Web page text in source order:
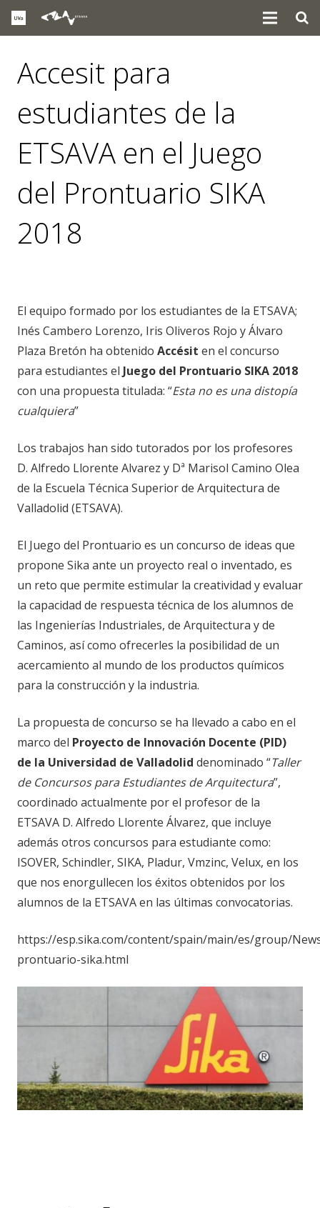
Accesit para
estudiantes de la
ETSAVA en el Juego
del Prontuario SIKA
2018
El equipo formado por los estudiantes de la ETSAVA;
Inés Cambero Lorenzo, Iris Oliveros Rojo y Álvaro
Plaza Bretón ha obtenido Accésit en el concurso
para estudiantes el Juego del Prontuario SIKA 2018
con una propuesta titulada: “Esta no es una distopía
cualquiera”
Los trabajos han sido tutorados por los profesores
D. Alfredo Llorente Alvarez y Dª Marisol Camino Olea
de la Escuela Técnica Superior de Arquitectura de
Valladolid (ETSAVA).
El Juego del Prontuario es un concurso de ideas que
propone Sika ante un proyecto real o inventado, es
un reto que permite estimular la creatividad y evaluar
la capacidad de respuesta técnica de los alumnos de
las Ingenierías Industriales, de Arquitectura y de
Caminos, así como ofrecerles la posibilidad de un
acercamiento al mundo de los productos químicos
para la construcción y la industria.
La propuesta de concurso se ha llevado a cabo en el
marco del Proyecto de Innovación Docente (PID)
de la Universidad de Valladolid denominado “Taller
de Concursos para Estudiantes de Arquitectura”,
coordinado actualmente por el profesor de la
ETSAVA D. Alfredo Llorente Álvarez, que incluye
además otros concursos para estudiante como:
ISOVER, Schindler, SIKA, Pladur, Vmzinc, Velux, en los
que nos enorgullecen los éxitos obtenidos por los
alumnos de la ETSAVA en las últimas convocatorias.
https://esp.sika.com/content/spain/main/es/group/
prontuario-sika.html